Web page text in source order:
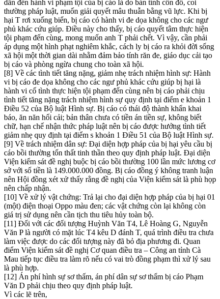
dẫn đến hành vi phạm tội của bị cáo là do bản tính côn đồ, coi
thường pháp luật, muốn giải quyết mâu thuẫn bằng vũ lực. Khi bị
hại T rơi xuống biển, bị cáo có hành vi đe dọa không cho các ngư
phủ khác cứu giúp. Điều này cho thấy, bị cáo quyết tâm thực hiện
tội phạm đến cùng, mong muốn anh T phải chết. Vì vậy, cần phải
áp dụng một hình phạt nghiêm khắc, cách ly bị cáo ra khỏi đời sống
xã hội một thời gian dài nhằm đảm bảo tính răn đe, giáo dục cải tạo
bị cáo và phòng ngừa chung cho toàn xã hội.
[8] Về các tình tiết tăng nặng, giảm nhẹ trách nhiệm hình sự: Hành
vi bị cáo đe dọa không cho các ngư phủ khác cứu giúp bị hại là
hành vi cố tình thực hiện tội phạm đến cùng nên bị cáo phải chịu
tình tiết tăng nặng trách nhiệm hình sự quy định tại điểm e khoản 1
Điều 52 của Bộ luật Hình sự. Bị cáo có thái độ thành khẩn khai
báo, ăn năn hối cải; bản thân chưa có tiền án tiền sự, không biết
chữ, hạn chế nhận thức pháp luật nên bị cáo được hưởng tình tiết
giảm nhẹ quy định tại điểm s khoản 1 Điều 51 của Bộ luật Hình sự.
[9] Về trách nhiệm dân sự: Đại diện hợp pháp của bị hại yêu cầu bị
cáo bồi thường tốn thất tinh thần theo quy định pháp luật. Đại diện
Viện kiểm sát đề nghị buộc bị cáo bồi thường 100 lần mức lương cơ
sở với số tiền là 149.000.000 đồng. Bị cáo đồng ý không tranh luận
nên Hội đồng xét xử thấy rằng đề nghị của Viện kiếm sát là phù họp
nên chấp nhận.
[10] Về xử lý vật chứng: Trả lại cho đại diện hợp pháp của bị hại 01
(một) điện thoại Oppo màu đen; các vật chứng còn lại không còn
giá trị sử dụng nên cần tịch thu tiêu hủy toàn bộ.
[11] Đối với các đối tượng Huỳnh Văn T4, Lê Hoàng G, Nguyễn
Văn P là người có mặt lúc T4 kêu D đánh T, quá trình điều tra chưa
làm việc được do các đối tượng này đã bỏ địa phương đi. Quan
điểm Viện kiểm sát đề nghị Cơ quan điều tra – Công an tỉnh Cà
Mau tiếp tục điều tra làm rõ nếu có vai trò đồng phạm thì xử lý sau
là phù hợp.
[12] Án phí hình sự sơ thấm, án phí dân sự sơ thẩm bị cáo Phạm
Văn D phải chịu theo quy định pháp luật.
Vì các lẽ trên,